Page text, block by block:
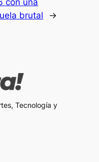
con una
brutal
→
Tecnología y